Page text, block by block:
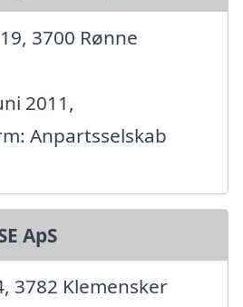
3700 Rønne
2011,
Anpartsselskab
ApS
3782 Klemensker